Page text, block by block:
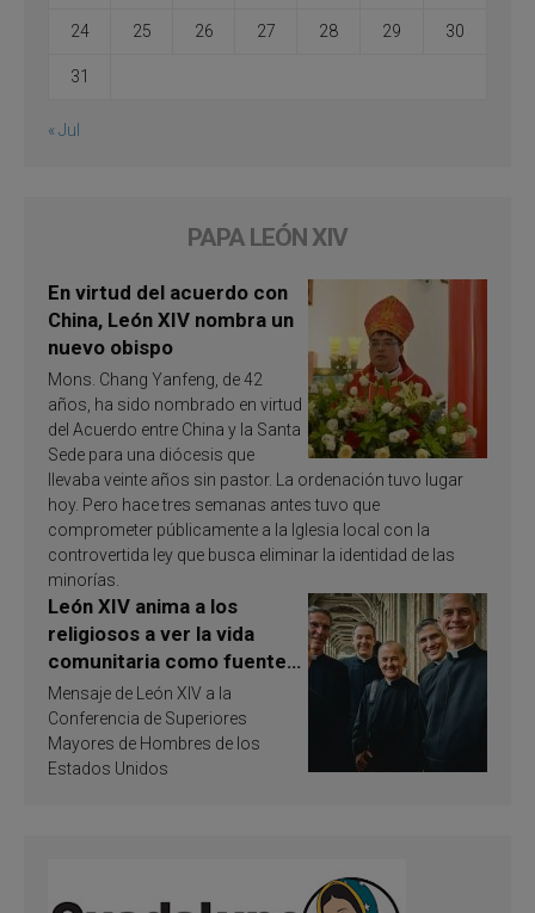
24 25 26 27 28 29 30
31
« Jul
PAPA LEÓN XIV
En virtud del acuerdo con
China, León XIV nombra un
nuevo obispo
Mons. Chang Yanfeng, de 42
años, ha sido nombrado en virtud
del Acuerdo entre China y la Santa
Sede para una diócesis que
llevaba veinte años sin pastor. La ordenación tuvo lugar
hoy. Pero hace tres semanas antes tuvo que
comprometer públicamente a la Iglesia local con la
controvertida ley que busca eliminar la identidad de las
minorías.
León XIV anima a los
religiosos a ver la vida
comunitaria como fuente
de inspiración y
santificación
Mensaje de León XIV a la
Conferencia de Superiores
Mayores de Hombres de los
Estados Unidos